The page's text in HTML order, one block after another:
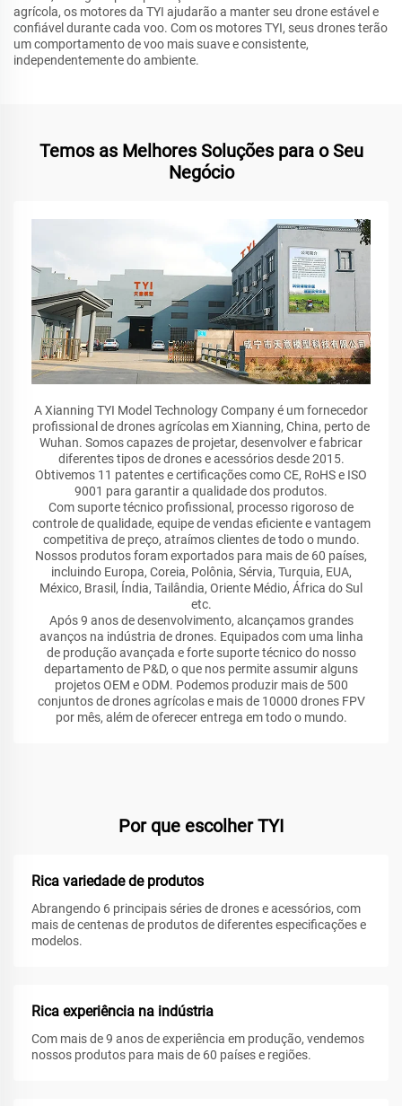
agrícola, os motores da TYI ajudarão a manter seu drone estável e
confiável durante cada voo. Com os motores TYI, seus drones terão
um comportamento de voo mais suave e consistente,
independentemente do ambiente.
Temos as Melhores Soluções para o Seu
Negócio
A Xianning TYI Model Technology Company é um fornecedor
profissional de drones agrícolas em Xianning, China, perto de
Wuhan. Somos capazes de projetar, desenvolver e fabricar
diferentes tipos de drones e acessórios desde 2015.
Obtivemos 11 patentes e certificações como CE, RoHS e ISO
9001 para garantir a qualidade dos produtos.
Com suporte técnico profissional, processo rigoroso de
controle de qualidade, equipe de vendas eficiente e vantagem
competitiva de preço, atraímos clientes de todo o mundo.
Nossos produtos foram exportados para mais de 60 países,
incluindo Europa, Coreia, Polônia, Sérvia, Turquia, EUA,
México, Brasil, Índia, Tailândia, Oriente Médio, África do Sul
etc.
Após 9 anos de desenvolvimento, alcançamos grandes
avanços na indústria de drones. Equipados com uma linha
de produção avançada e forte suporte técnico do nosso
departamento de P&D, o que nos permite assumir alguns
projetos OEM e ODM. Podemos produzir mais de 500
conjuntos de drones agrícolas e mais de 10000 drones FPV
por mês, além de oferecer entrega em todo o mundo.
Por que escolher TYI
Rica variedade de produtos
Abrangendo 6 principais séries de drones e acessórios, com
mais de centenas de produtos de diferentes especificações e
modelos.
Rica experiência na indústria
Com mais de 9 anos de experiência em produção, vendemos
nossos produtos para mais de 60 países e regiões.